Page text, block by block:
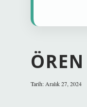
Tarih: Aralık 27, 2024